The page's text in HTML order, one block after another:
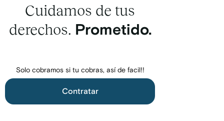
Cuidamos de tus
derechos. Prometido.
Solo cobramos si tu cobras, así de facil!!
Contratar